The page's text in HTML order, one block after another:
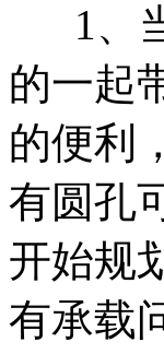
1、当
的一起
的便利
有圆孔
开始规
有承载